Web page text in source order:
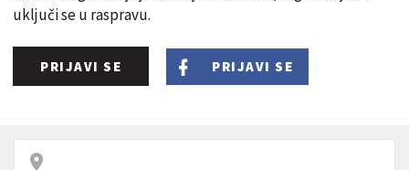
uključi se u raspravu.
PRIJAVI SE PRIJAVI SE